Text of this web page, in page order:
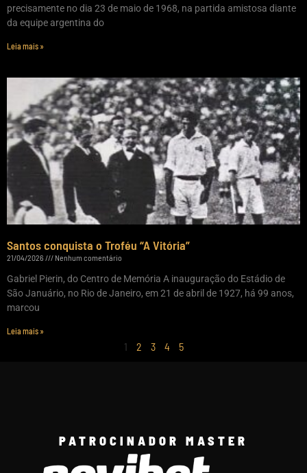
precisamente no dia 23 de maio de 1968, na partida amistosa diante
da equipe argentina do
Leia mais »
Santos conquista o Troféu “A Vitória”
21/04/2026 Nenhum comentário
Gabriel Pierin, do Centro de Memória A inauguração do Estádio de
São Januário, no Rio de Janeiro, em 21 de abril de 1927, há 99 anos,
marcou
Leia mais »
1 2 3 4 5
PATROCINADOR MASTER